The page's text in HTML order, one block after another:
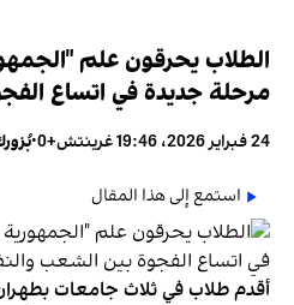
الطلاب يحرقون علم
مرحلة جديدة في اتساع
24 فبراير 2026، 19:46 غرينتش+0 •
استمع إلى هذا المقال
أقدم طلاب في ثلاث جامعات